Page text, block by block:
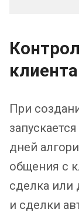
При
дней
общения с
сделка или
и сделки